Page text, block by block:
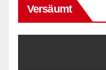
Versäumt